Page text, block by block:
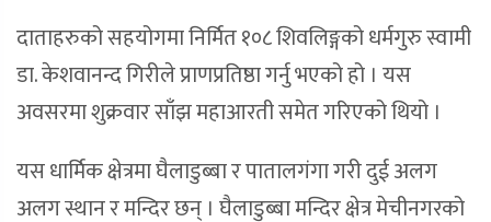
दाताहरुको सहयोगमा निर्मित १०८ शिवलिङ्गको धर्मगुरु स्वामी
डा. केशवानन्द गिरीले प्राणप्रतिष्ठा गर्नु भएको हो । यस
अवसरमा शुक्रवार साँझ महाआरती समेत गरिएको थियो ।
यस धार्मिक क्षेत्रमा घैलाडुब्बा र पातालगंगा गरी दुई अलग
अलग स्थान र मन्दिर छन् । घैलाडुब्बा मन्दिर क्षेत्र मेचीनगरको